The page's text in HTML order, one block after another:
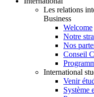
Les relations
Business
Welcome
Notre
Nos
Conseil
International
Venir
Système